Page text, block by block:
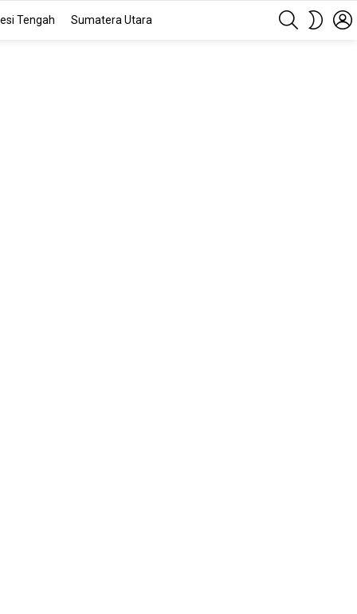
Tengah Sumatera Utara
SEARCH
SKIN